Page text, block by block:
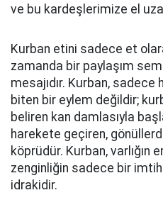
ve bu kardeşlerimize el
Kurban etini sadece et
zamanda bir paylaşım
mesajıdır. Kurban, sadece
biten bir eylem değildir;
beliren kan damlasıyla
harekete geçiren,
köprüdür. Kurban, varlığın
zenginliğin sadece bir
idrakidir.